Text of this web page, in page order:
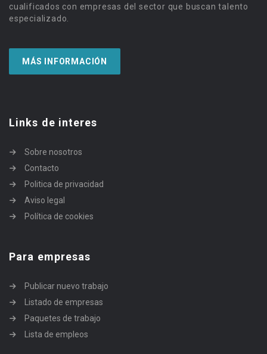
cualificados con empresas del sector que buscan talento
especializado.
MÁS INFORMACIÓN
Links de interes
Sobre nosotros
Contacto
Politica de privacidad
Aviso legal
Política de cookies
Para empresas
Publicar nuevo trabajo
Listado de empresas
Paquetes de trabajo
Lista de empleos